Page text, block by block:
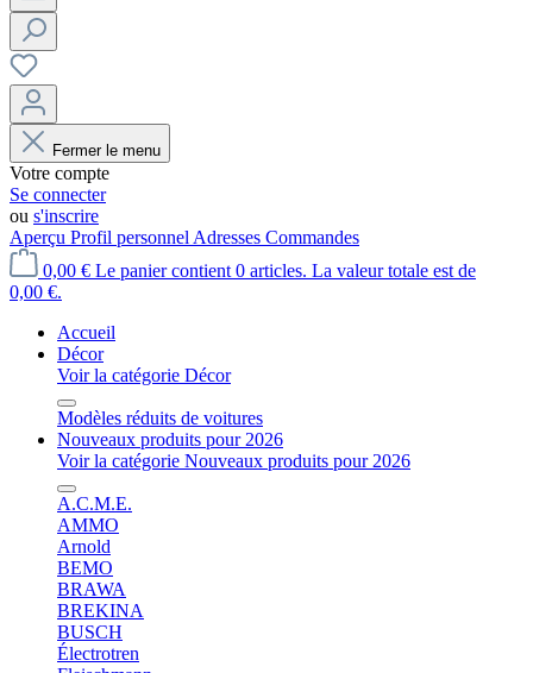
Fermer le menu
Votre compte
Se connecter
ou s'inscrire
Aperçu Profil personnel Adresses Commandes
0,00 € Le panier contient 0 articles. La valeur totale est de
0,00 €.
Accueil
Décor
Voir la catégorie Décor
Modèles réduits de voitures
Nouveaux produits pour 2026
Voir la catégorie Nouveaux produits pour 2026
A.C.M.E.
AMMO
Arnold
BEMO
BRAWA
BREKINA
BUSCH
Électrotren